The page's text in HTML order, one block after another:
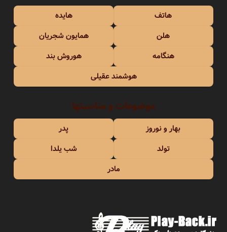
هاتف
هایده
هلن
همایون شجریان
هنگامه
هوروش بند
هوشمند عقیلی
موضوعات و مناسبتها
بهار و نوروز
پدر
تولد
شب یلدا
مادر